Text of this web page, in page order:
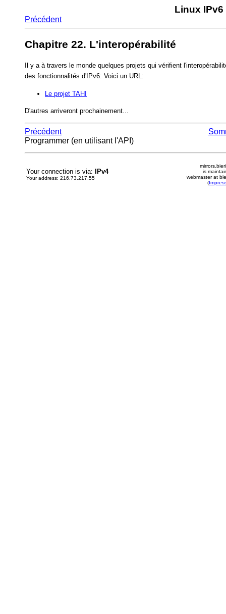
Linux IPv6
Précédent
Chapitre 22. L'interopérabilité
Il y a à travers le monde quelques projets qui vérifient
des fonctionnalités d'IPv6: Voici un URL:
Le projet TAHI
D'autres arriveront prochainement...
Précédent
Programmer (en utilisant l'API)
Your connection is via: IPv4
Your address: 216.73.217.55
is
webmaster at
(